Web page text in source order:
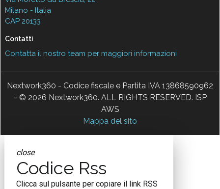
Milano - Italia
CAP 20133
Contatti
Contatta il nostro team per maggiori informazioni
Nextwork360 - Codice fiscale e Partita IVA 13868590962
- © 2026 Nextwork360. ALL RIGHTS RESERVED. ISP
AWS
Mappa del sito
close
Codice Rss
Clicca sul pulsante per copiare il link RSS